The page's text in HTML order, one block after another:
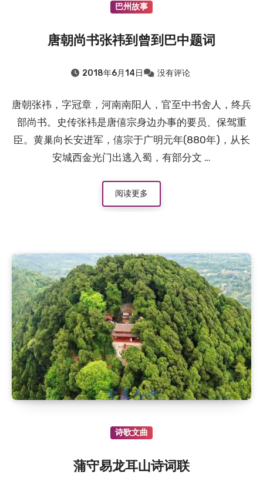
巴州故事
唐朝尚书张祎到曾到巴中题词
2018年6月14日 没有评论
唐朝张祎，字冠章，河南南阳人，官至中书舍人，终兵
部尚书。史传张袆是唐僖宗身边办事的要员、保驾重
臣。黄巢向长安进军，僖宗于广明元年(880年)，从长
安城西金光门出逃入蜀，有部分文 …
阅读更多
诗歌文曲
蒲守易龙耳山诗词联